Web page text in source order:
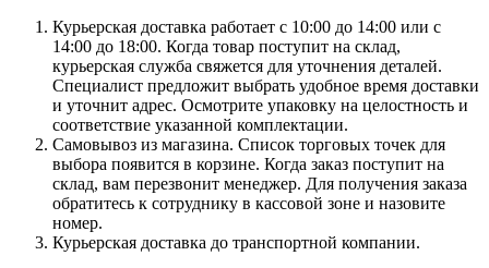
Курьерская доставка работает с 10:00 до 14:00 или с
14:00 до 18:00. Когда товар поступит на склад,
курьерская служба свяжется для уточнения деталей.
Специалист предложит выбрать удобное время доставки
и уточнит адрес. Осмотрите упаковку на целостность и
соответствие указанной комплектации.
Самовывоз из магазина. Список торговых точек для
выбора появится в корзине. Когда заказ поступит на
склад, вам перезвонит менеджер. Для получения заказа
обратитесь к сотруднику в кассовой зоне и назовите
номер.
Курьерская доставка до транспортной компании.